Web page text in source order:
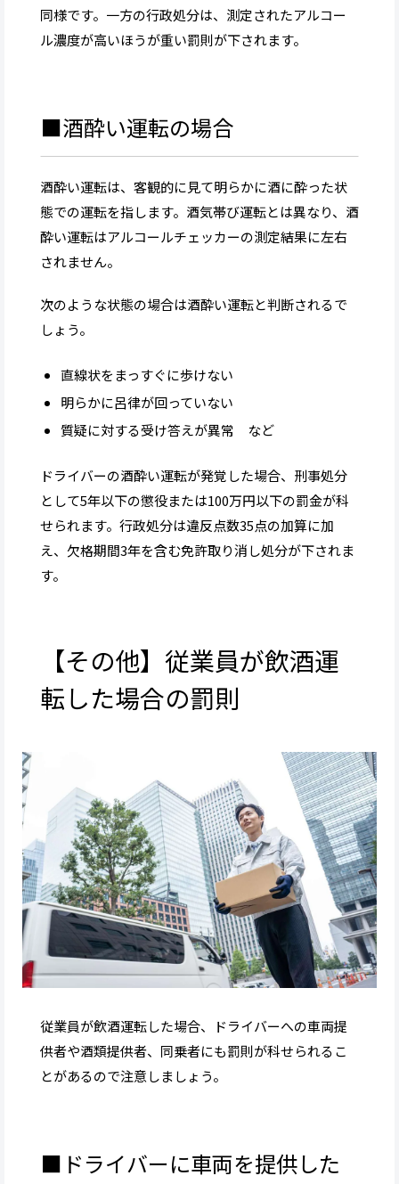
同様です。一方の行政処分は、測定されたアルコー
ル濃度が高いほうが重い罰則が下されます。
■酒酔い運転の場合
酒酔い運転は、客観的に見て明らかに酒に酔った状
態での運転を指します。酒気帯び運転とは異なり、酒
酔い運転はアルコールチェッカーの測定結果に左右
されません。
次のような状態の場合は酒酔い運転と判断されるで
しょう。
直線状をまっすぐに歩けない
明らかに呂律が回っていない
質疑に対する受け答えが異常 など
ドライバーの酒酔い運転が発覚した場合、刑事処分
として5年以下の懲役または100万円以下の罰金が科
せられます。行政処分は違反点数35点の加算に加
え、欠格期間3年を含む免許取り消し処分が下されま
す。
【その他】従業員が飲酒運
転した場合の罰則
従業員が飲酒運転した場合、ドライバーへの車両提
供者や酒類提供者、同乗者にも罰則が科せられるこ
とがあるので注意しましょう。
■ドライバーに車両を提供した